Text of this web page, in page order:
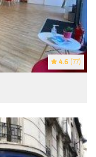
4.6 (77)